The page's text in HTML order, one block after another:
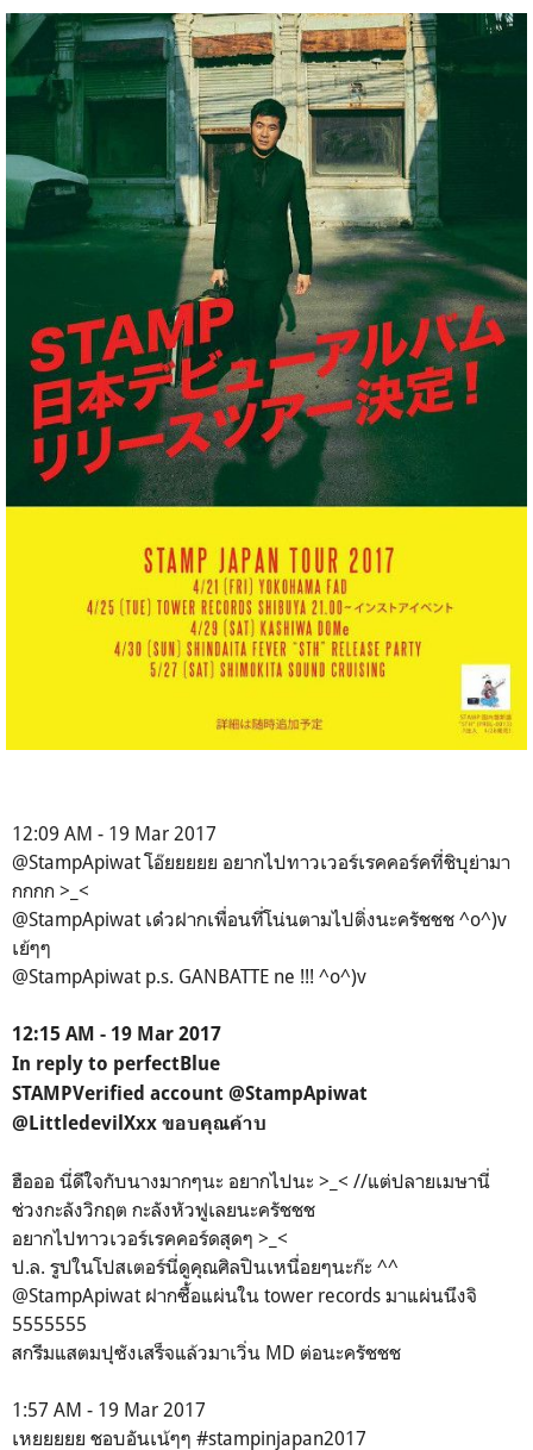
12:09 AM - 19 Mar 2017
@StampApiwat โอ๊ยยยยย อยากไปทาวเวอร์เรคคอร์คที่ชิบุย่ามา
กกกก >_<
@StampApiwat เด๋วฝากเพื่อนที่โน่นตามไปติ่งนะครัชชช ^o^)v
เย้ๆๆ
@StampApiwat p.s. GANBATTE ne !!! ^o^)v
12:15 AM - 19 Mar 2017
In reply to perfectBlue
STAMP‏Verified account @StampApiwat
@LittledevilXxx ขอบคุณค้าบ
ฮือออ นี่ดีใจกับนางมากๆนะ อยากไปนะ >_< //แต่ปลายเมษานี่
ช่วงกะลังวิกฤต กะลังหัวฟูเลยนะครัชชช
อยากไปทาวเวอร์เรคคอร์ดสุดๆ >_<
ป.ล. รูปในโปสเตอร์นี่ดูคุณศิลปินเหนื่อยๆนะก๊ะ ^^
@StampApiwat ฝากซื้อแผ่นใน tower records มาแผ่นนึงจิ
5555555
สกรีมแสตมปุซังเสร็จแล้วมาเวิ่น MD ต่อนะครัชชช
1:57 AM - 19 Mar 2017
เหยยยยย ชอบอันเน้ๆๆ #stampinjapan2017